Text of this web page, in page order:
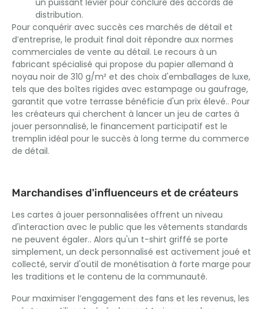
un puissant levier pour conclure des accords de
distribution.
Pour conquérir avec succès ces marchés de détail et
d’entreprise, le produit final doit répondre aux normes
commerciales de vente au détail. Le recours à un
fabricant spécialisé qui propose du papier allemand à
noyau noir de 310 g/m² et des choix d'emballages de luxe,
tels que des boîtes rigides avec estampage ou gaufrage,
garantit que votre terrasse bénéficie d'un prix élevé.. Pour
les créateurs qui cherchent à lancer un jeu de cartes à
jouer personnalisé, le financement participatif est le
tremplin idéal pour le succès à long terme du commerce
de détail.
Marchandises d'influenceurs et de créateurs
Les cartes à jouer personnalisées offrent un niveau
d'interaction avec le public que les vêtements standards
ne peuvent égaler.. Alors qu'un t-shirt griffé se porte
simplement, un deck personnalisé est activement joué et
collecté, servir d'outil de monétisation à forte marge pour
les traditions et le contenu de la communauté.
Pour maximiser l’engagement des fans et les revenus, les